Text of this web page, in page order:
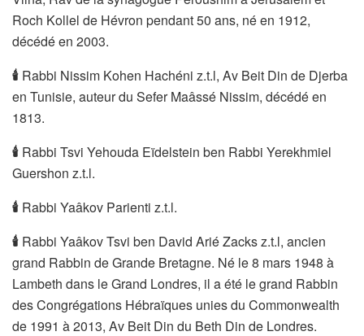
Roch Kollel de Hévron pendant 50 ans, né en 1912,
décédé en 2003.
🕯 Rabbi Nissim Kohen Hachéni z.t.l, Av Beit Din de Djerba
en Tunisie, auteur du Sefer Maâssé Nissim, décédé en
1813.
🕯 Rabbi Tsvi Yehouda Eïdelstein ben Rabbi Yerekhmiel
Guershon z.t.l.
🕯 Rabbi Yaâkov Parienti z.t.l.
🕯 Rabbi Yaâkov Tsvi ben David Arié Zacks z.t.l, ancien
grand Rabbin de Grande Bretagne. Né le 8 mars 1948 à
Lambeth dans le Grand Londres, il a été le grand Rabbin
des Congrégations Hébraïques unies du Commonwealth
de 1991 à 2013, Av Beit Din du Beth Din de Londres.